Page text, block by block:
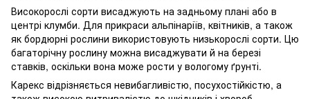
Високорослі сорти висаджують на задньому плані або в
центрі клумби. Для прикраси альпінаріїв, квітників, а також
як бордюрні рослини використовують низькорослі сорти. Цю
багаторічну рослину можна висаджувати й на березі
ставків, оскільки вона може рости у вологому ґрунті.
Карекс відрізняється невибагливістю, посухостійкістю, а